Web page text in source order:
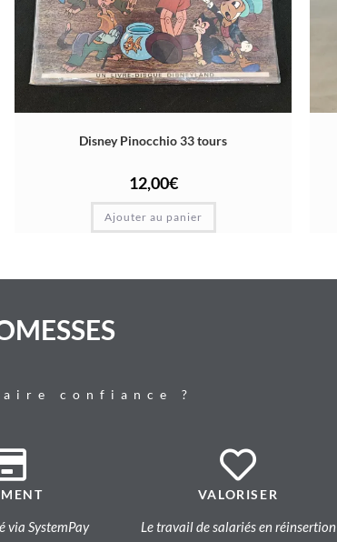
Disney Pinocchio 33 tours
12,00€
Ajouter au panier
confiance ?
via SystemPay
VALORISER
Le travail de salariés en réinsertion